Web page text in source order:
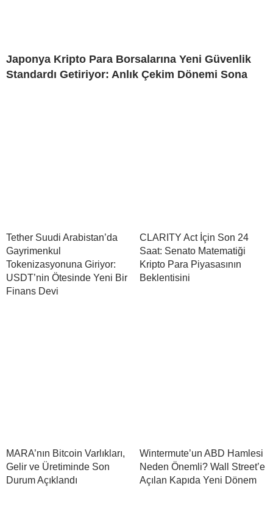
Japonya Kripto Para Borsalarına Yeni Güvenlik
Standardı Getiriyor: Anlık Çekim Dönemi Sona
Tether Suudi Arabistan’da
Gayrimenkul
Tokenizasyonuna Giriyor:
USDT’nin Ötesinde Yeni Bir
Finans Devi
CLARITY Act İçin Son 24
Saat: Senato Matematiği
Kripto Para Piyasasının
Beklentisini
MARA’nın Bitcoin Varlıkları,
Gelir ve Üretiminde Son
Durum Açıklandı
Wintermute’un ABD Hamlesi
Neden Önemli? Wall Street’e
Açılan Kapıda Yeni Dönem